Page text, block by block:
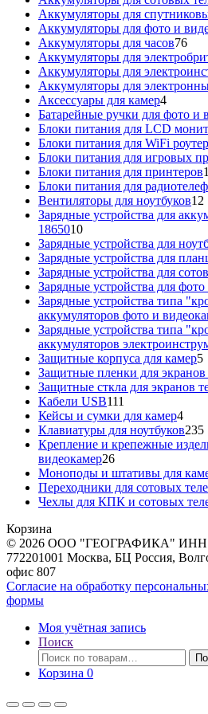
Аккумуляторы для
Аккумуляторы для фото и
Аккумуляторы для часов7676
Аккумуляторы для
Аккумуляторы для
Аккумуляторы для
Аксессуары для камер44
товара
Батарейные ручки для фото и
Блоки питания для LCD
Блоки питания для WiFi
Блоки питания для игровых
Блоки питания для принтеров
Блоки питания для
Вентиляторы для ноутбуков12
Зарядные устройства для
186501010
товаров
Зарядные устройства для
Зарядные устройства для
Зарядные устройства для
Зарядные устройства для
Зарядные устройства типа
аккумуляторов фото и
Зарядные устройства типа
аккумуляторов
Защитные корпуса для камер55
Защитные пленки для
Защитные сткла для экранов
Кабели USB111
товаров
Кейсы и сумки для камер44
Клавиатуры для ноутбуков235
Крепление и крепежные
видеокамер2626
товаров
Моноподы и штативы для
Переходники для сотовых
Чехлы для КПК и сотовых
Корзина
© 2026 ООО "ГЕОГРАФИКА" ИНН:
772201001 Москва, БЦ Россия,
офис 807
Согласие на обработку
формы
Моя учётная запись
Поиск
Искать:
Корзина 0